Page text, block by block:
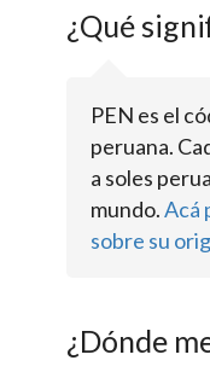
¿Qué
PEN es el
peruana.
a soles
mundo.Acá
sobre su
¿Dónde